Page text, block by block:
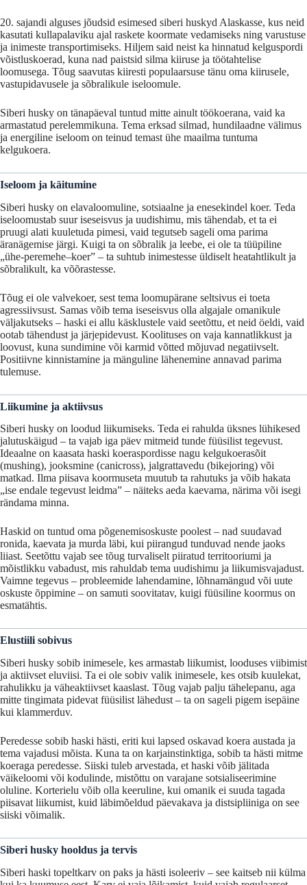
20. sajandi alguses jõudsid esimesed siberi huskyd Alaskasse, kus neid
kasutati kullapalaviku ajal raskete koormate vedamiseks ning varustuse
ja inimeste transportimiseks. Hiljem said neist ka hinnatud kelguspordi
võistluskoerad, kuna nad paistsid silma kiiruse ja töötahtelise
loomusega. Tõug saavutas kiiresti populaarsuse tänu oma kiirusele,
vastupidavusele ja sõbralikule iseloomule.
Siberi husky on tänapäeval tuntud mitte ainult töökoerana, vaid ka
armastatud perelemmikuna. Tema erksad silmad, hundilaadne välimus
ja energiline iseloom on teinud temast ühe maailma tuntuma
kelgukoera.
Iseloom ja käitumine
Siberi husky on elavaloomuline, sotsiaalne ja enesekindel koer. Teda
iseloomustab suuriseseisvus ja uudishimu, mis tähendab, et ta ei
pruugi alati kuuletuda pimesi, vaid tegutseb sageli oma parima
äranägemise järgi. Kuigi ta on sõbralik ja leebe, ei ole ta tüüpiline
„ühe-peremehe–koer” – ta suhtub inimestesse üldiselt heatahtlikult ja
sõbralikult, ka võõrastesse.
Tõug ei ole valvekoer, sest tema loomupärane seltsivus ei toeta
agressiivsust. Samas võib tema iseseisvus olla algajale omanikule
väljakutseks – haski ei allu käsklustele vaid seetõttu, et neid öeldi, vaid
ootab tähendust ja järjepidevust. Koolituses on vaja kannatlikkust ja
loovust, kuna sundimine või karmid võtted mõjuvad negatiivselt.
Positiivne kinnistamine ja mänguline lähenemine annavad parima
tulemuse.
Liikumine ja aktiivsus
Siberi husky on loodud liikumiseks. Teda ei rahulda üksnes lühikesed
jalutuskäigud – ta vajab iga päev mitmeid tunde füüsilisttegevust.
Ideaalne on kaasata haski koeraspordisse nagu kelgukoerasõit
(mushing), jooksmine (canicross), jalgrattavedu (bikejoring) või
matkad. Ilma piisava koormuseta muutub ta rahutuks ja võib hakata
„ise endale tegevustleidma” – näiteks aeda kaevama, närima või isegi
rändama minna.
Haskid on tuntud oma põgenemisoskuste poolest – nad suudavad
ronida, kaevata ja murda läbi, kui piirangud tunduvad nende jaoks
liiast. Seetõttu vajab see tõug turvaliseltpiiratud territooriumi ja
mõistlikku vabadust, mis rahuldab tema uudishimu ja liikumisvajadust.
Vaimne tegevus – probleemide lahendamine, lõhnamängud või uute
oskuste õppimine – on samuti soovitatav, kuigi füüsiline koormus on
esmatähtis.
Elustiilisobivus
Siberi husky sobib inimesele, kes armastab liikumist, looduses viibimist
ja aktiivset eluviisi. Ta ei ole sobiv valik inimesele, kes otsib kuulekat,
rahulikku ja väheaktiivset kaaslast. Tõug vajab palju tähelepanu, aga
mitte tingimata pidevat füüsilist lähedust – ta on sageli pigem isepäine
kui klammerduv.
Peredesse sobib haski hästi, eriti kui lapsed oskavad koera austada ja
tema vajadusi mõista. Kuna ta on karjainstinktiga, sobib ta hästi mitme
koeraga peredesse. Siiski tuleb arvestada, et haski võib jälitada
väikeloomi või kodulinde, mistõttu on varajane sotsialiseerimine
oluline. Korterielu võib olla keeruline, kui omanik ei suuda tagada
piisavat liikumist, kuid läbimõeldud päevakava ja distsipliiniga on see
siiski võimalik.
Siberi husky hooldus ja tervis
Siberi haski topeltkarv on paks ja hästi isoleeriv – see kaitseb nii külma